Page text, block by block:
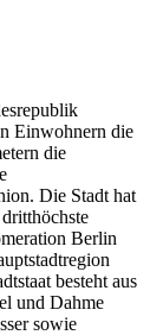
Einwohnern die
die
Die Stadt hat
Berlin
besteht aus
und Dahme
sowie